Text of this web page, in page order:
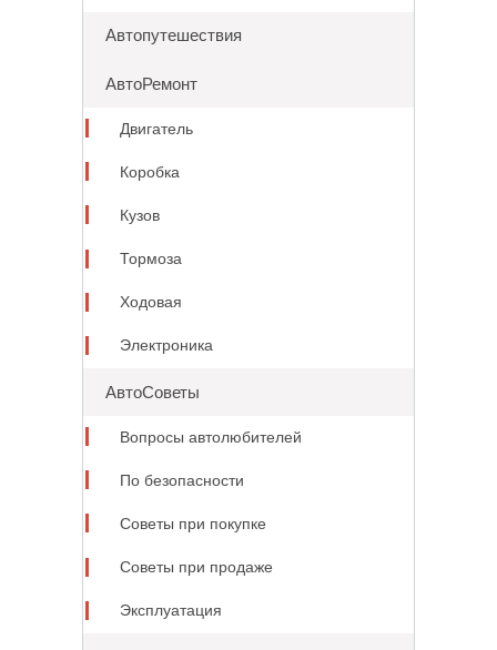
Автопутешествия
АвтоРемонт
Двигатель
Коробка
Кузов
Тормоза
Ходовая
Электроника
АвтоСоветы
Вопросы автолюбителей
По безопасности
Советы при покупке
Советы при продаже
Эксплуатация